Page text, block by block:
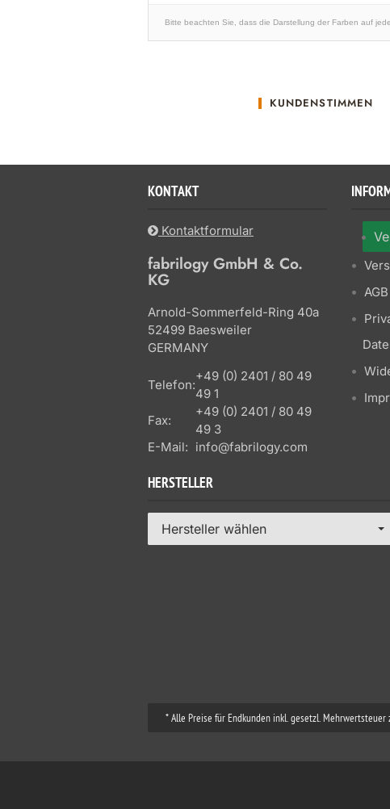
Bitte beachten Sie, dass die Darstellung der Farben auf
KUNDENSTIMMEN
KONTAKT
Kontaktformular
fabrilogy GmbH & Co.
KG
Arnold-Sommerfeld-Ring 40a
52499 Baesweiler
GERMANY
Telefon:
+49 (0) 2401 / 80 49
49 1
Fax:
+49 (0) 2401 / 80 49
49 3
E-Mail: info@fabrilogy.com
AGB
HERSTELLER
Hersteller wählen
* Alle Preise für Endkunden inkl. gesetzl. Mehrwertsteuer